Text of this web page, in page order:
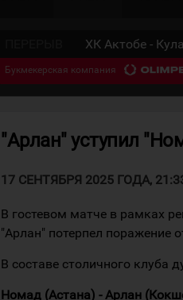
ХК Актобе -
Букмекерская компания
"Арлан" уступил
17 СЕНТЯБРЯ 2025 ГОДА,
В гостевом матче в рамках
"Арлан" потерпел поражение
В составе столичного
Номад (Астана) - Арлан